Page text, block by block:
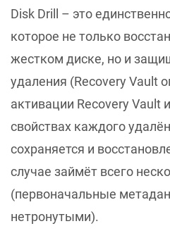
Disk Drill – это
которое не только
жестком диске, но и
удаления (Recovery Vault
активации Recovery Vault
свойствах каждого
сохраняется и
случае займёт всего
(первоначальные
нетронутыми).